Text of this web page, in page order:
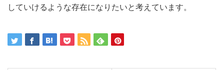
していけるような存在になりたいと考えています。